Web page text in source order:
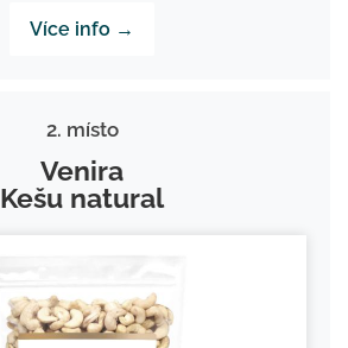
Více info →
2. místo
Venira
Kešu natural